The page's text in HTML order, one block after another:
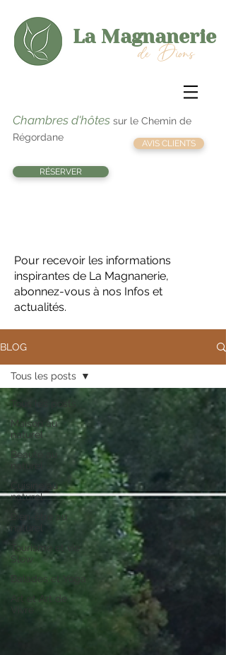
de Dions
Chambres d'hôtes sur le Chemin de
Régordane
AVIS CLIENTS
La Magnanerie
RÉSERVER
Pour recevoir les informations
inspirantes de La Magnanerie,
abonnez-vous à nos Infos et
actualités.
BLOG
Tous les posts
Maison au
naturel
Beauté au
naturel
Cuisine au
naturel
Bien-être au
naturel
Tourisme et vie
Slow
Balades et Yoga
Art et Art de
Tous les posts